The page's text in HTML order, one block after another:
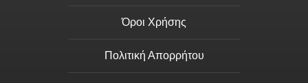
Όροι Χρήσης
Πολιτική Απορρήτου